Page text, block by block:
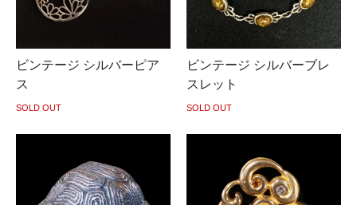
ビンテージ シルバーピア
ス
SOLD OUT
ビンテージ シルバーブレ
スレット
SOLD OUT